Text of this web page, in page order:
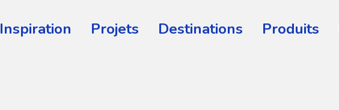
Inspiration Projets Destinations Produits